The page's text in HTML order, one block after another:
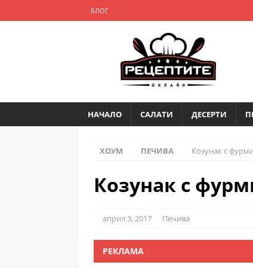
БЛОГ
НАЧАЛО САЛАТИ ДЕСЕРТИ
ХОУМ ПЕЧИВА Козунак с
Козунак с
април 3, 2017 Печива
РЕКЛАМА